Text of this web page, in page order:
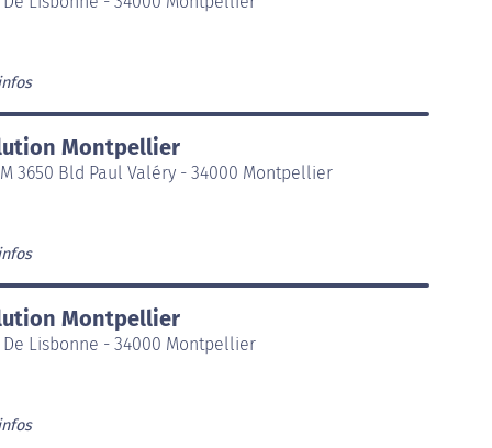
Montpellier
3650 Bld Paul Valéry - 34000 Montpellier
Montpellier
De Lisbonne - 34000 Montpellier